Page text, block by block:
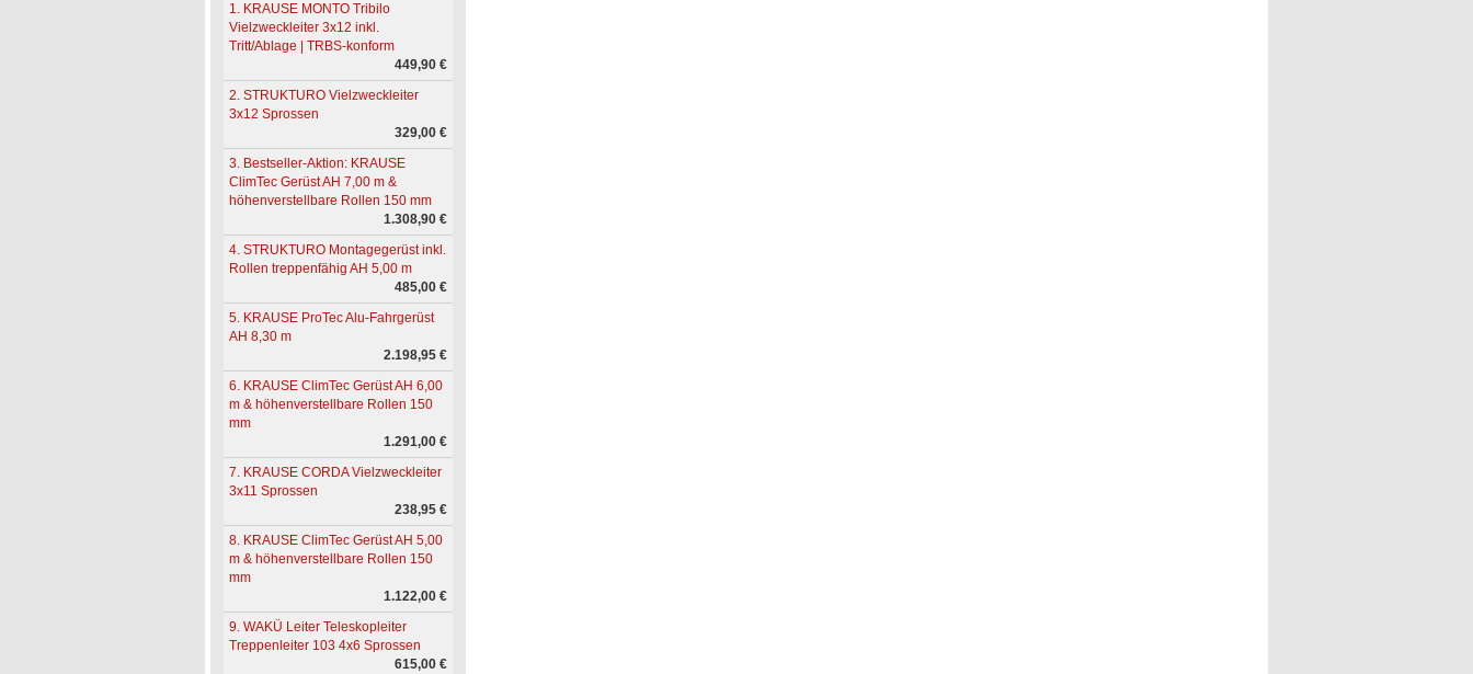
1. KRAUSE MONTO Tribilo
Vielzweckleiter 3x12 inkl.
Tritt/Ablage | TRBS-konform
449,90 €
2. STRUKTURO Vielzweckleiter
3x12 Sprossen
329,00 €
3. Bestseller-Aktion: KRAUSE
ClimTec Gerüst AH 7,00 m &
höhenverstellbare Rollen 150 mm
1.308,90 €
4. STRUKTURO Montagegerüst inkl.
Rollen treppenfähig AH 5,00 m
485,00 €
5. KRAUSE ProTec Alu-Fahrgerüst
AH 8,30 m
2.198,95 €
6. KRAUSE ClimTec Gerüst AH 6,00
m & höhenverstellbare Rollen 150
mm
1.291,00 €
7. KRAUSE CORDA Vielzweckleiter
3x11 Sprossen
238,95 €
8. KRAUSE ClimTec Gerüst AH 5,00
m & höhenverstellbare Rollen 150
mm
1.122,00 €
9. WAKÜ Leiter Teleskopleiter
Treppenleiter 103 4x6 Sprossen
615,00 €